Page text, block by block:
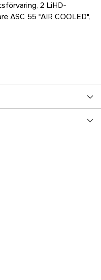
2 LiHD-
ASC 55 "AIR COOLED",
Batteridriven